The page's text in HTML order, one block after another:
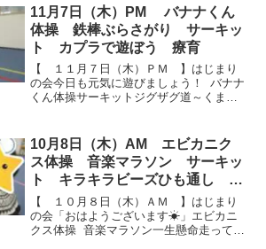
絵カード～～【8月...
11月7日（木）PM バナナくん
体操 鉄棒ぶらさがり サーキッ
ト カプラで遊ぼう 療育
【 １１月７日（木）ＰＭ 】はじまり
の会今日も元気に遊びましょう！ バナナ
くん体操サーキットジグザグ道～くまさ
しいコーンの道も通れました。クモの巣
も上手にくぐ...
10月8日（木）AM エビカニク
ス体操 音楽マラソン サーキッ
ト キラキラビーズひも通し 療
育
【 １０月８日（木）ＡＭ 】はじまり
の会「おはようございます☀」エビカニ
クス体操 音楽マラソン一生懸命走ってい